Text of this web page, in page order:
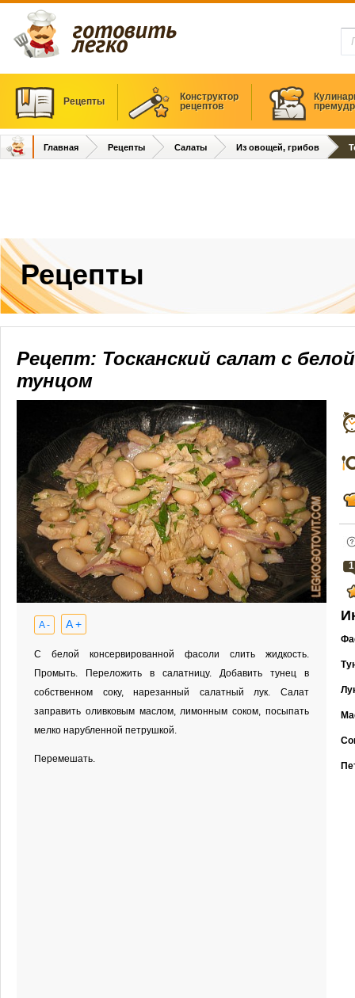
Рецепты
Конструктор
рецептов
Главная Рецепты Салаты Из овощей, грибов
Рецепты
Рецепт: Тосканский салат с
тунцом
A - A +
С белой консервированной фасоли слить жидкость.
Промыть. Переложить в салатницу. Добавить тунец в
собственном соку, нарезанный салатный лук. Салат
заправить оливковым маслом, лимонным соком, посыпать
мелко нарубленной петрушкой.
Перемешать.
1